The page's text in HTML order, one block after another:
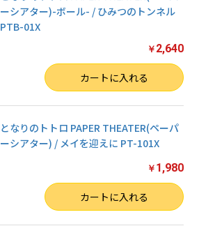
ーシアター)-ボール- / ひみつのトンネル
PTB-01X
￥ 2,640
カートに入れる
となりのトトロ PAPER THEATER(ペーパ
ーシアター) / メイを迎えに PT-101X
￥ 1,980
カートに入れる